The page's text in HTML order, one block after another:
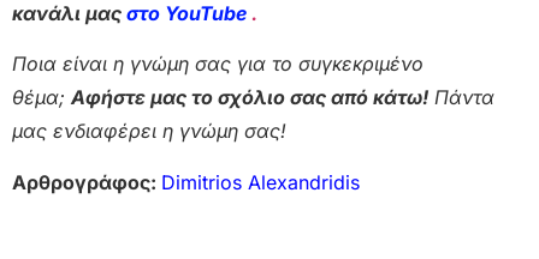
κανάλι μας στο YouTube .
Ποια είναι η γνώμη σας για το συγκεκριμένο
θέμα;Αφήστε μας το σχόλιο σας από κάτω! Πάντα
μας ενδιαφέρει η γνώμη σας!
Αρθρογράφος: Dimitrios Alexandridis